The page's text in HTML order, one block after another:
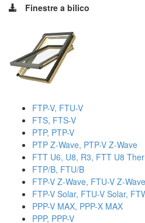
Finestre a bilico
FTP-V, FTU-V
FTS, FTS-V
PTP, PTP-V
PTP Z-Wave, PTP-V Z-Wave
FTT U6, U8, R3, FTT U8
FTP/B, FTU/B
FTP-V Z-Wave, FTU-V Z-
FTP-V Solar, FTU-V Solar,
PPP-V MAX, PPP-X MAX
PPP, PPP-V